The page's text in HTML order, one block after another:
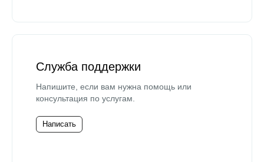
Служба поддержки
Напишите, если вам нужна помощь или
консультация по услугам.
Написать